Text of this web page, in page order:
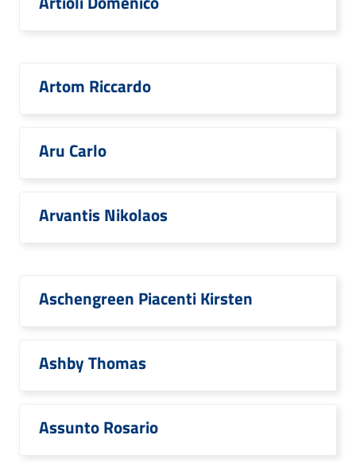
Artom Riccardo
Aru Carlo
Arvantis Nikolaos
Aschengreen Piacenti Kirsten
Ashby Thomas
Assunto Rosario